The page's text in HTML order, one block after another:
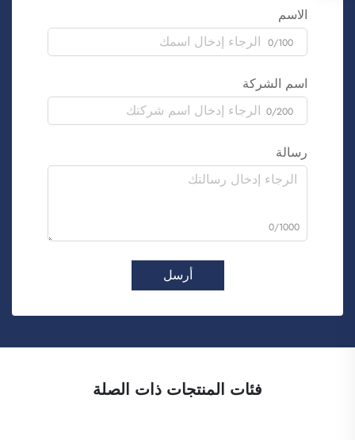
الاسم
0/100
اسم الشركة
0/200
رسالة
0/1000
أرسل
فئات المنتجات ذات الصلة